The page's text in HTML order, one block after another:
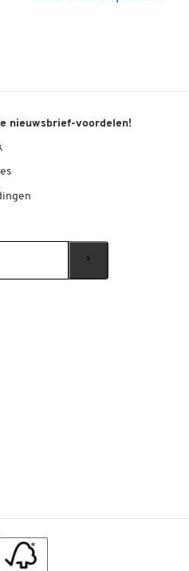
nieuwsbrief-voordelen!